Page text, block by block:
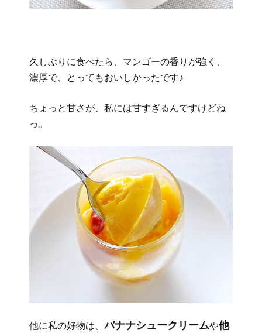
久しぶりに食べたら、マンゴーの香りが強く、
濃厚で、とってもおいしかったです♪
ちょっと甘さが、私には甘すぎるんですけどね
っ。
他に私の好物は、バナナシュークリームや他